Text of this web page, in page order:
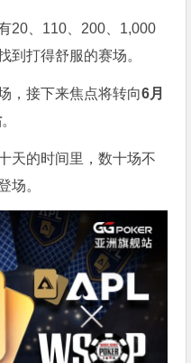
20、110、200、1,000
到打得舒服的赛场。
，接下来焦点将转向6月
。
天的时间里，数十场不
场。